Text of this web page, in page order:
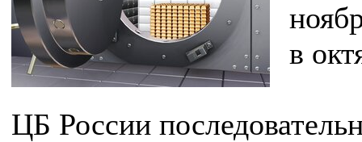
в
ЦБ России